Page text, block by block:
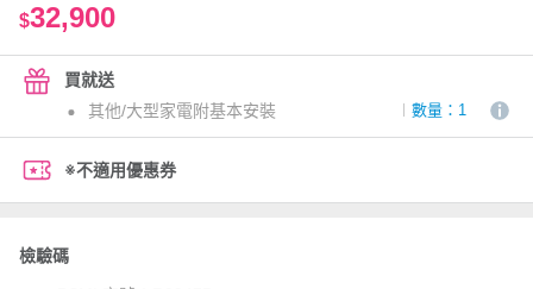
$32,900
買就送
其他/大型家電附基本安裝
數量：1
※不適用優惠券
檢驗碼